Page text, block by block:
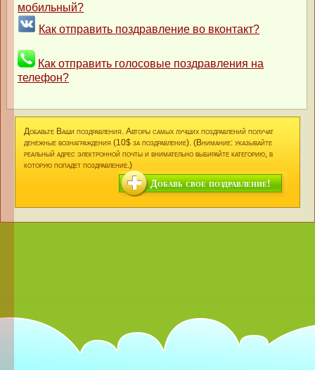
мобильный?
Как отправить поздравление во вконтакт?
Как отправить голосовые поздравления на
телефон?
Добавьте Ваши поздравления. Авторы самых лучших поздравлений получат
денежные вознаграждения (10$ за поздравление). (Внимание: указывайте
реальный адрес электронной почты и внимательно выбирайте категорию, в
которую попадет поздравление.)
Добавь свое поздравление!